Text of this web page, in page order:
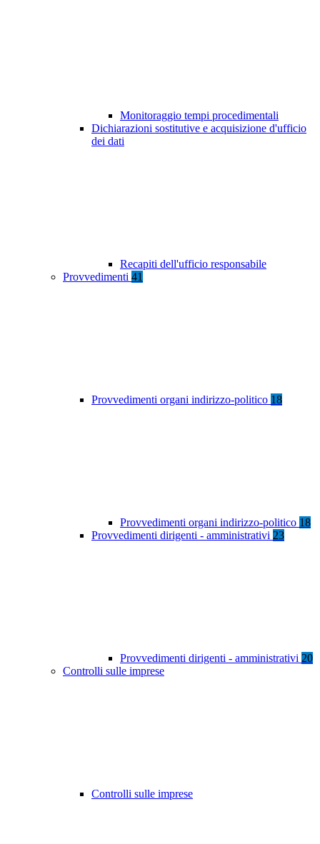
Monitoraggio tempi procedimentali
Dichiarazioni sostitutive e acquisizione d'ufficio
dei dati
Recapiti dell'ufficio responsabile
Provvedimenti 41
Provvedimenti organi indirizzo-politico 18
Provvedimenti organi indirizzo-politico 18
Provvedimenti dirigenti - amministrativi 23
Provvedimenti dirigenti - amministrativi 20
Controlli sulle imprese
Controlli sulle imprese